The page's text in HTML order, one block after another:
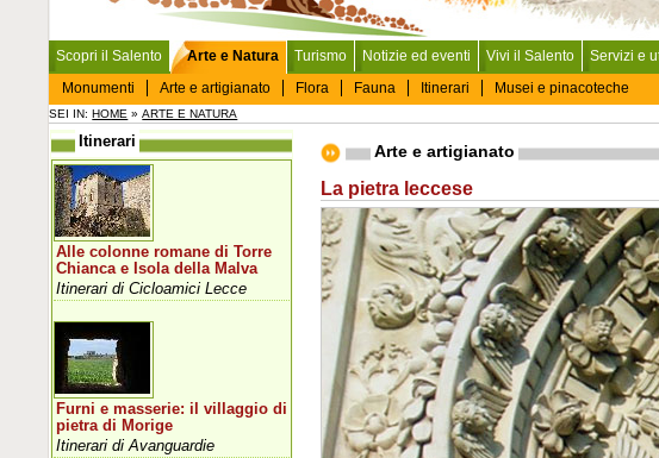
Scopri il Salento
Arte e Natura
Monumenti
Arte e artigianato Flora Fauna Itinerari Musei e pinacoteche
Turismo Notizie ed eventi Vivi il Salento Servizi e
SEI IN:HOME »ARTE E NATURA
Arte e artigianato
La pietra leccese
Itinerari
Alle colonne romane di Torre
Chianca e Isola della Malva
Itinerari di Cicloamici Lecce
Furni e masserie: il villaggio di
pietra di Morige
Itinerari di Avanguardie